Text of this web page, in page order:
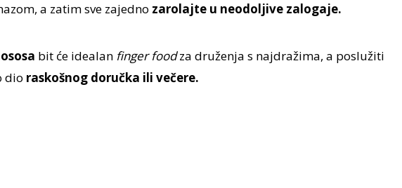
a zatim sve zajedno zarolajte u neodoljive zalogaje.
bit će idealanfinger foodza druženja s najdražima, a poslužiti
dio raskošnog doručka ili večere.